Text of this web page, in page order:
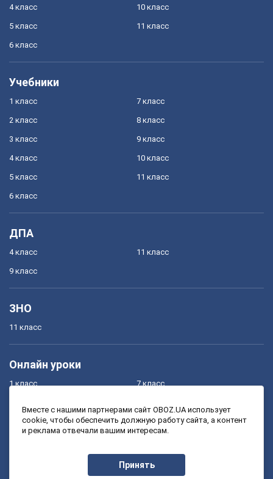
4 класс
5 класс
6 класс
10 класс
11 класс
Учебники
1 класс
2 класс
3 класс
4 класс
5 класс
6 класс
7 класс
8 класс
9 класс
10 класс
11 класс
ДПА
4 класс
9 класс
11 класс
ЗНО
11 класс
Онлайн уроки
1 класс
3 класс
7 класс
9 класс
Вместе с нашими партнерами сайт OBOZ.UA использует
cookie, чтобы обеспечить должную работу сайта, а контент
и реклама отвечали вашим интересам.
Принять